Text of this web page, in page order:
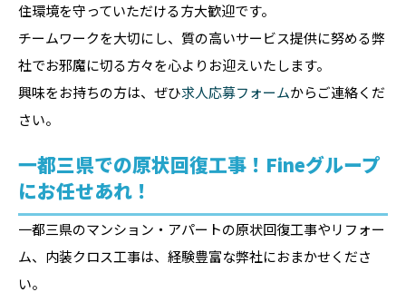
住環境を守っていただける方大歓迎です。
チームワークを大切にし、質の高いサービス提供に努める弊
社でお邪魔に切る方々を心よりお迎えいたします。
興味をお持ちの方は、ぜひ求人応募フォームからご連絡くだ
さい。
一都三県での原状回復工事！Fineグループ
にお任せあれ！
一都三県のマンション・アパートの原状回復工事やリフォー
ム、内装クロス工事は、経験豊富な弊社におまかせくださ
い。